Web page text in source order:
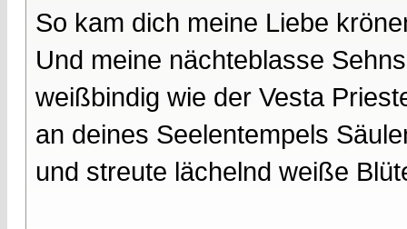
So kam dich meine Liebe
Und meine nächteblasse
weißbindig wie der Vesta
an deines Seelentempels
und streute lächelnd weiße